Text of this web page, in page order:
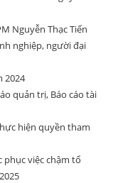
Nguyễn Thạc Tiến
nghiệp, người đại
2024
quản trị, Báo cáo tài
hiện quyền tham
việc chậm tổ